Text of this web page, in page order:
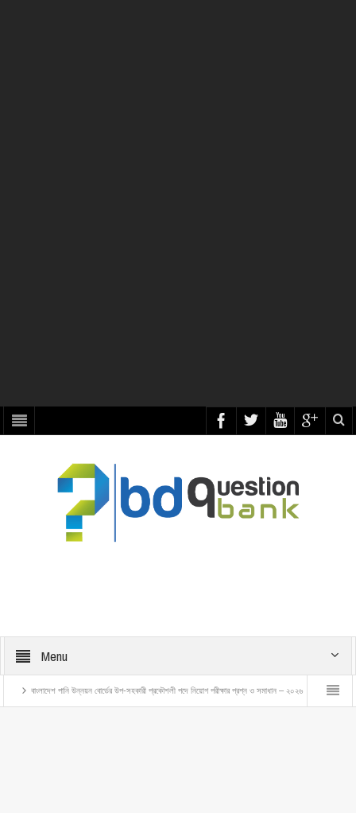
Menu
পানি উন্নয়ন বোর্ডের উপ-সহকারী প্রকৌশলী পদে নিয়োগ পরীক্ষার প্রশ্ন ও সমাধান – ২০২৬ বাংলাদেশ রেলওয়ে ট্রেন